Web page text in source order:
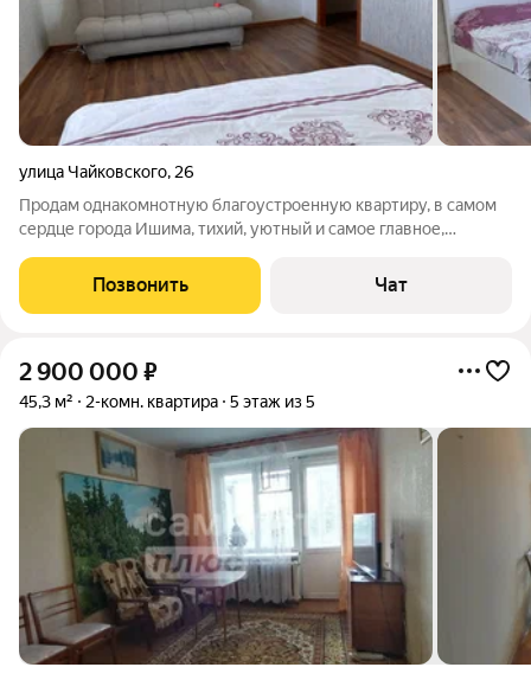
улица Чайковского, 26
Продам однакомнотную благоустроенную квартиру, в самом
сердце города Ишима, тихий, уютный и самое главное,
садик через дорогу, три школы на выбор, кто передвигается на
автобусе, остановке
Позвонить Чат
2 900 000 ₽
45,3 м² 2-комн. квартира 5 этаж из 5